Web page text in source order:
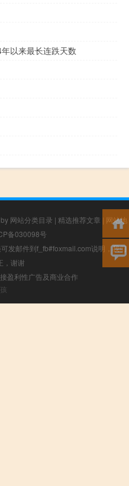
以来最长连跌天数
网站分类目录 | 精选推荐文章 | 网站地
备030098号
发邮件到f_fb#foxmail.com说明，我们
，谢谢
盈利性广告及商业合作